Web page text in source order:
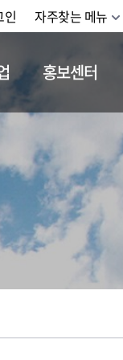
인 자주찾는 메뉴
홍보센터